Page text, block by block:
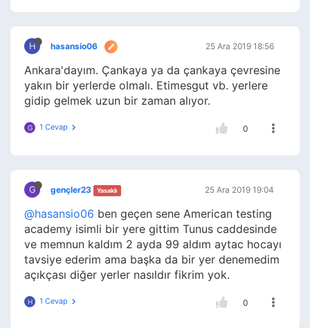
H hasansio06 25 Ara 2019 18:56
Ankara'dayım. Çankaya ya da çankaya çevresine
yakın bir yerlerde olmalı. Etimesgut vb. yerlere
gidip gelmek uzun bir zaman alıyor.
G 1 Cevap 0
G gençler23 Yasaklı 25 Ara 2019 19:04
@hasansio06 ben geçen sene American testing
academy isimli bir yere gittim Tunus caddesinde
ve memnun kaldım 2 ayda 99 aldım aytac hocayı
tavsiye ederim ama başka da bir yer denemedim
açıkçası diğer yerler nasıldır fikrim yok.
H 1 Cevap 0